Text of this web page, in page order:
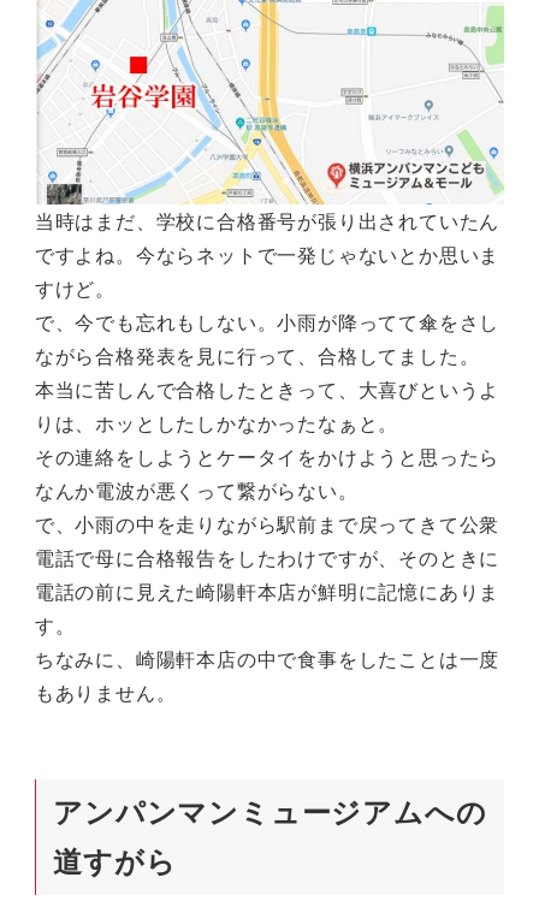
当時はまだ、学校に合格番号が張り出されていたん
ですよね。今ならネットで一発じゃないとか思いま
すけど。
で、今でも忘れもしない。小雨が降ってて傘をさし
ながら合格発表を見に行って、合格してました。
本当に苦しんで合格したときって、大喜びというよ
りは、ホッとしたしかなかったなぁと。
その連絡をしようとケータイをかけようと思ったら
なんか電波が悪くって繋がらない。
で、小雨の中を走りながら駅前まで戻ってきて公衆
電話で母に合格報告をしたわけですが、そのときに
電話の前に見えた崎陽軒本店が鮮明に記憶にありま
す。
ちなみに、崎陽軒本店の中で食事をしたことは一度
もありません。
アンパンマンミュージアムへの
道すがら